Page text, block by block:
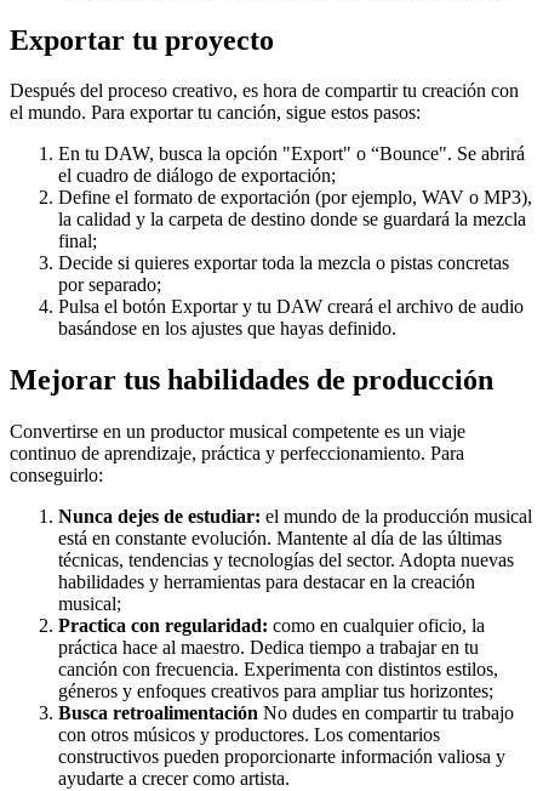
Exportar tu proyecto
Después del proceso creativo, es hora de compartir tu creación con
el mundo. Para exportar tu canción, sigue estos pasos:
En tu DAW, busca la opción "Export" o “Bounce". Se abrirá
el cuadro de diálogo de exportación;
Define el formato de exportación (por ejemplo, WAV o MP3),
la calidad y la carpeta de destino donde se guardará la mezcla
final;
Decide si quieres exportar toda la mezcla o pistas concretas
por separado;
Pulsa el botón Exportar y tu DAW creará el archivo de audio
basándose en los ajustes que hayas definido.
Mejorar tus habilidades de producción
Convertirse en un productor musical competente es un viaje
continuo de aprendizaje, práctica y perfeccionamiento. Para
conseguirlo:
Nunca dejes de estudiar: el mundo de la producción musical
está en constante evolución. Mantente al día de las últimas
técnicas, tendencias y tecnologías del sector. Adopta nuevas
habilidades y herramientas para destacar en la creación
musical;
Practica con regularidad: como en cualquier oficio, la
práctica hace al maestro. Dedica tiempo a trabajar en tu
canción con frecuencia. Experimenta con distintos estilos,
géneros y enfoques creativos para ampliar tus horizontes;
Busca retroalimentación No dudes en compartir tu trabajo
con otros músicos y productores. Los comentarios
constructivos pueden proporcionarte información valiosa y
ayudarte a crecer como artista.